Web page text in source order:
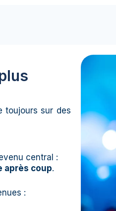
toujours sur des
central :
après coup.
: